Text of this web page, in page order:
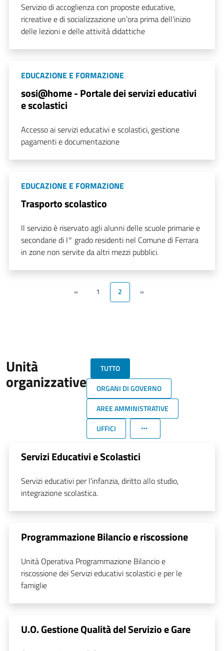
Servizio di accoglienza con proposte educative,
ricreative e di socializzazione un’ora prima dell’inizio
delle lezioni e delle attività didattiche
EDUCAZIONE E FORMAZIONE
sosi@home - Portale dei servizi educativi
e scolastici
Accesso ai servizi educativi e scolastici, gestione
pagamenti e documentazione
EDUCAZIONE E FORMAZIONE
Trasporto scolastico
Il servizio è riservato agli alunni delle scuole primarie e
secondarie di I° grado residenti nel Comune di Ferrara
in zone non servite da altri mezzi pubblici.
« 1 2 »
Unità
organizzative
TUTTO
ORGANI DI GOVERNO
AREE AMMINISTRATIVE
UFFICI
Servizi Educativi e Scolastici
Servizi educativi per l'infanzia, diritto allo studio,
integrazione scolastica.
Programmazione Bilancio e riscossione
Unità Operativa Programmazione Bilancio e
riscossione dei Servizi educativi scolastici e per le
famiglie
U.O. Gestione Qualità del Servizio e Gare